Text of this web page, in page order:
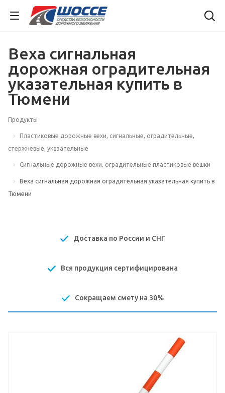
Веха сигнальная
дорожная оградительная
указательная купить в
Тюмени
Продукты
Пластиковые дорожные вехи, сигнальные, оградительные,
стержневые, указательные
Сигнальные дорожные вехи, оградительные пластиковые вешки
Веха сигнальная дорожная оградительная указательная купить в
Тюмени
Доставка по России и СНГ
Вся продукция сертифицирована
Сокращаем смету на 30%